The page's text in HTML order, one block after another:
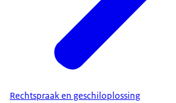
Rechtspraak en geschiloplossing